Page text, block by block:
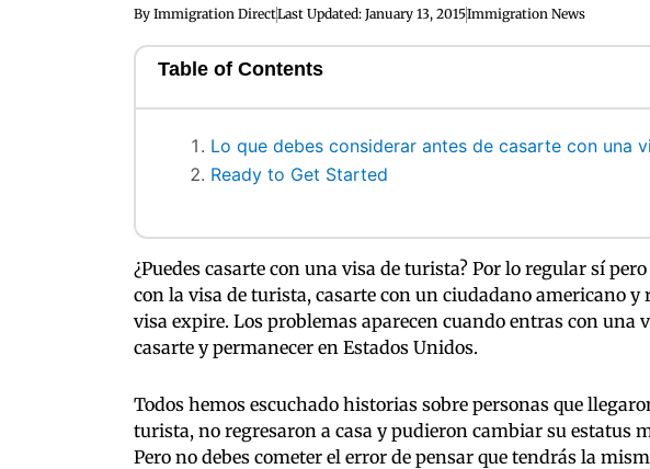
By Immigration DirectLast Updated: January 13, 2015Immigration News
Table of Contents
Lo que debes considerar antes de casarte con una
Ready to Get Started
¿Puedes casarte con una visa de turista? Por lo regular sí
con la visa de turista, casarte con un ciudadano americano y
visa expire. Los problemas aparecen cuando entras con una
casarte y permanecer en Estados Unidos.
Todos hemos escuchado historias sobre personas que
turista, no regresaron a casa y pudieron cambiar su estatus
Pero no debes cometer el error de pensar que tendrás la